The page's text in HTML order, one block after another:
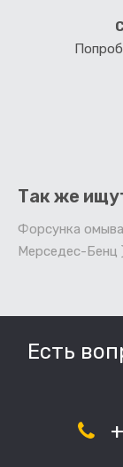
Так же
Форсунка
Мерседес-Бенц
Есть